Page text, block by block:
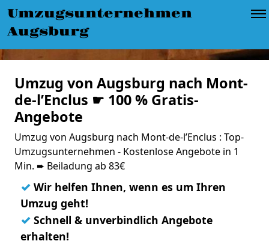
Umzugsunternehmen
Augsburg
Umzug von Augsburg nach Mont-
de-l’Enclus ☛ 100 % Gratis-
Angebote
Umzug von Augsburg nach Mont-de-l’Enclus : Top-
Umzugsunternehmen - Kostenlose Angebote in 1
Min. ➨ Beiladung ab 83€
✓ Wir helfen Ihnen, wenn es um Ihren
Umzug geht!
✓ Schnell & unverbindlich Angebote
erhalten!